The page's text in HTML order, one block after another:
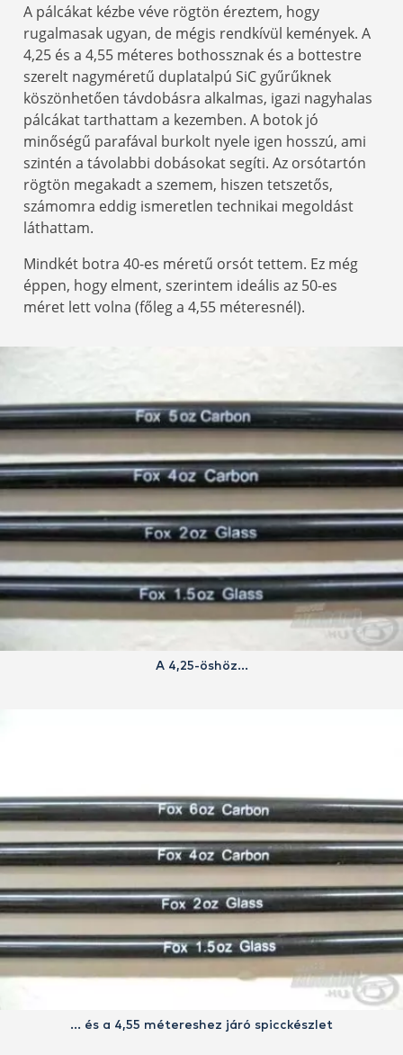
A pálcákat kézbe véve rögtön éreztem, hogy
rugalmasak ugyan, de mégis rendkívül kemények. A
4,25 és a 4,55 méteres bothossznak és a bottestre
szerelt nagyméretű duplatalpú SiC gyűrűknek
köszönhetően távdobásra alkalmas, igazi nagyhalas
pálcákat tarthattam a kezemben. A botok jó
minőségű parafával burkolt nyele igen hosszú, ami
szintén a távolabbi dobásokat segíti. Az orsótartón
rögtön megakadt a szemem, hiszen tetszetős,
számomra eddig ismeretlen technikai megoldást
láthattam.
Mindkét botra 40-es méretű orsót tettem. Ez még
éppen, hogy elment, szerintem ideális az 50-es
méret lett volna (főleg a 4,55 méteresnél).
A 4,25-öshöz...
… és a 4,55 métereshez járó spicckészlet